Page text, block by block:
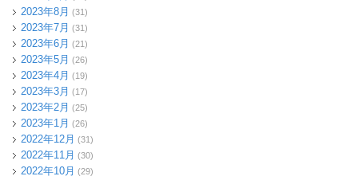
2023年8月 (31)
2023年7月 (31)
2023年6月 (21)
2023年5月 (26)
2023年4月 (19)
2023年3月 (17)
2023年2月 (25)
2023年1月 (26)
2022年12月 (31)
2022年11月 (30)
2022年10月 (29)